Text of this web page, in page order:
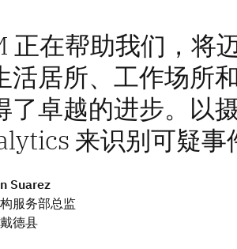
正在帮助我们，将
活居所、工作场所
了卓越的进步。以
来识别可疑
Suarez
服务部总监
德县